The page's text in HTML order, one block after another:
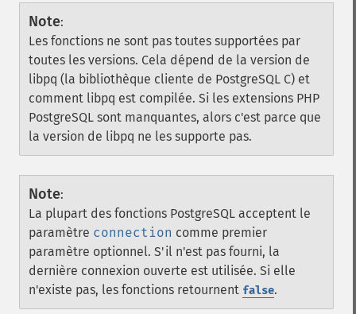
Note:
Les fonctions ne sont pas toutes supportées par
toutes les versions. Cela dépend de la version de
libpq (la bibliothèque cliente de PostgreSQL C) et
comment libpq est compilée. Si les extensions PHP
PostgreSQL sont manquantes, alors c'est parce que
la version de libpq ne les supporte pas.
Note:
La plupart des fonctions PostgreSQL acceptent le
paramètre connection comme premier
paramètre optionnel. S'il n'est pas fourni, la
dernière connexion ouverte est utilisée. Si elle
n'existe pas, les fonctions retournent false.